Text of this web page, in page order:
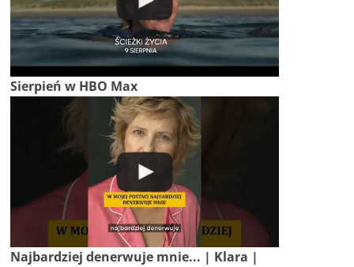
Sierpień w HBO Max
Najbardziej denerwuje mnie... | Klara |